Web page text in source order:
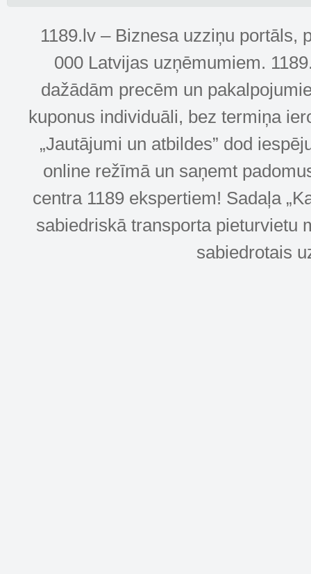
1189.lv – Biznesa uzziņu portāls,
000 Latvijas uzņēmumiem.
dažādām precēm un
kuponus individuāli, bez termiņa
„Jautājumi un atbildes” dod
online režīmā un saņemt
centra 1189 ekspertiem! Sadaļa
sabiedriskā transporta pieturvietu
sabiedrotais